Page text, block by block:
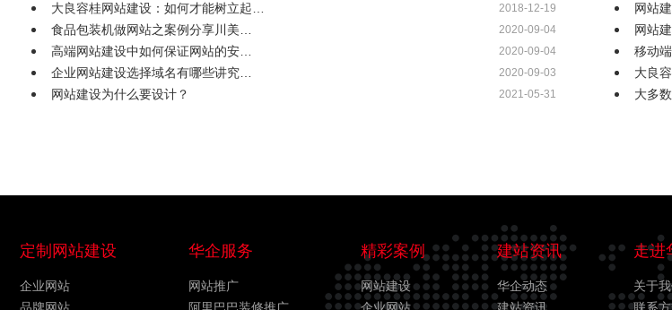
大良容桂网站建设：如何才能树立起… 2018-12-19 网站
食品包装机做网站之案例分享川美… 2020-09-04 网站
高端网站建设中如何保证网站的安… 2020-09-04 移动
企业网站建设选择域名有哪些讲究… 2020-09-03 大良
网站建设为什么要设计？ 2021-05-31 大多
定制网站建设
企业网站
华企服务
网站推广
精彩案例
网站建设
建站资讯
华企动态
走进
关于